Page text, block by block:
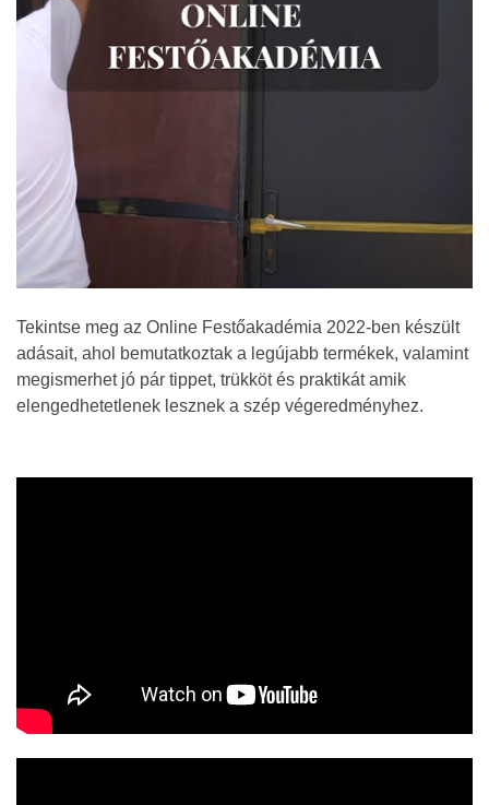
Tekintse meg az Online Festőakadémia 2022-ben készült
adásait, ahol bemutatkoztak a legújabb termékek, valamint
megismerhet jó pár tippet, trükköt és praktikát amik
elengedhetetlenek lesznek a szép végeredményhez.